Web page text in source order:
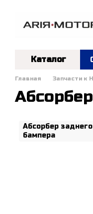
Каталог
Главная Запчасти к
Абсорбер заднего
бампера